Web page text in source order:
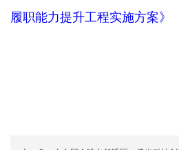
履职能力提升工程实施方案》